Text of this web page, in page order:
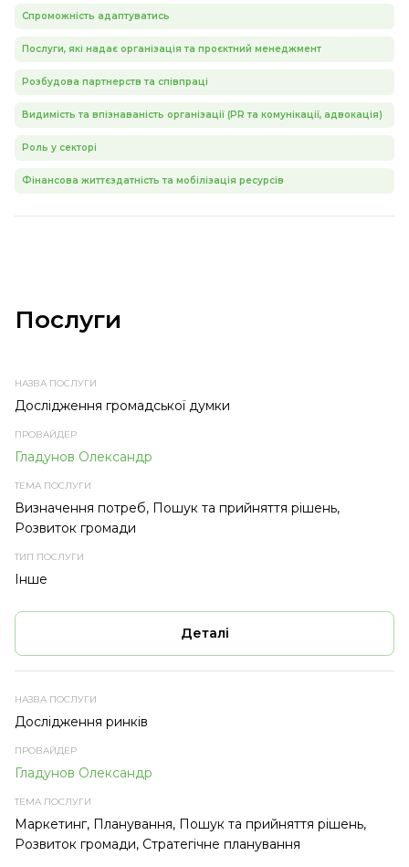
Спроможність адаптуватись
Послуги, які надає організація та проєктний менеджмент
Розбудова партнерств та співпраці
Видимість та впізнаваність організації (PR та комунікації, адвокація)
Роль у секторі
Фінансова життєздатність та мобілізація ресурсів
Послуги
НАЗВА ПРОВАЙДЕР
Дослідження громадської думки
Гладунов Олександр
Визначення потреб, Пошук та прийняття рішень,
Розвиток громади
Інше
Деталі
Дослідження ринків
Гладунов Олександр
Маркетинг, Планування, Пошук та прийняття рішень,
Розвиток громади, Стратегічне планування